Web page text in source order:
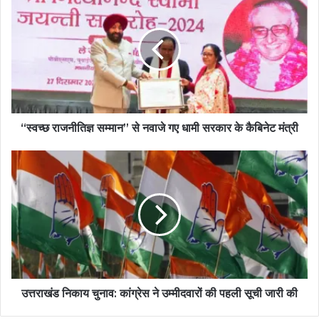
“स्वच्छ राजनीतिज्ञ सम्मान” से नवाजे गए धामी सरकार के कैबिनेट मंत्री
उत्तराखंड निकाय चुनाव: कांग्रेस ने उम्मीदवारों की पहली सूची जारी की